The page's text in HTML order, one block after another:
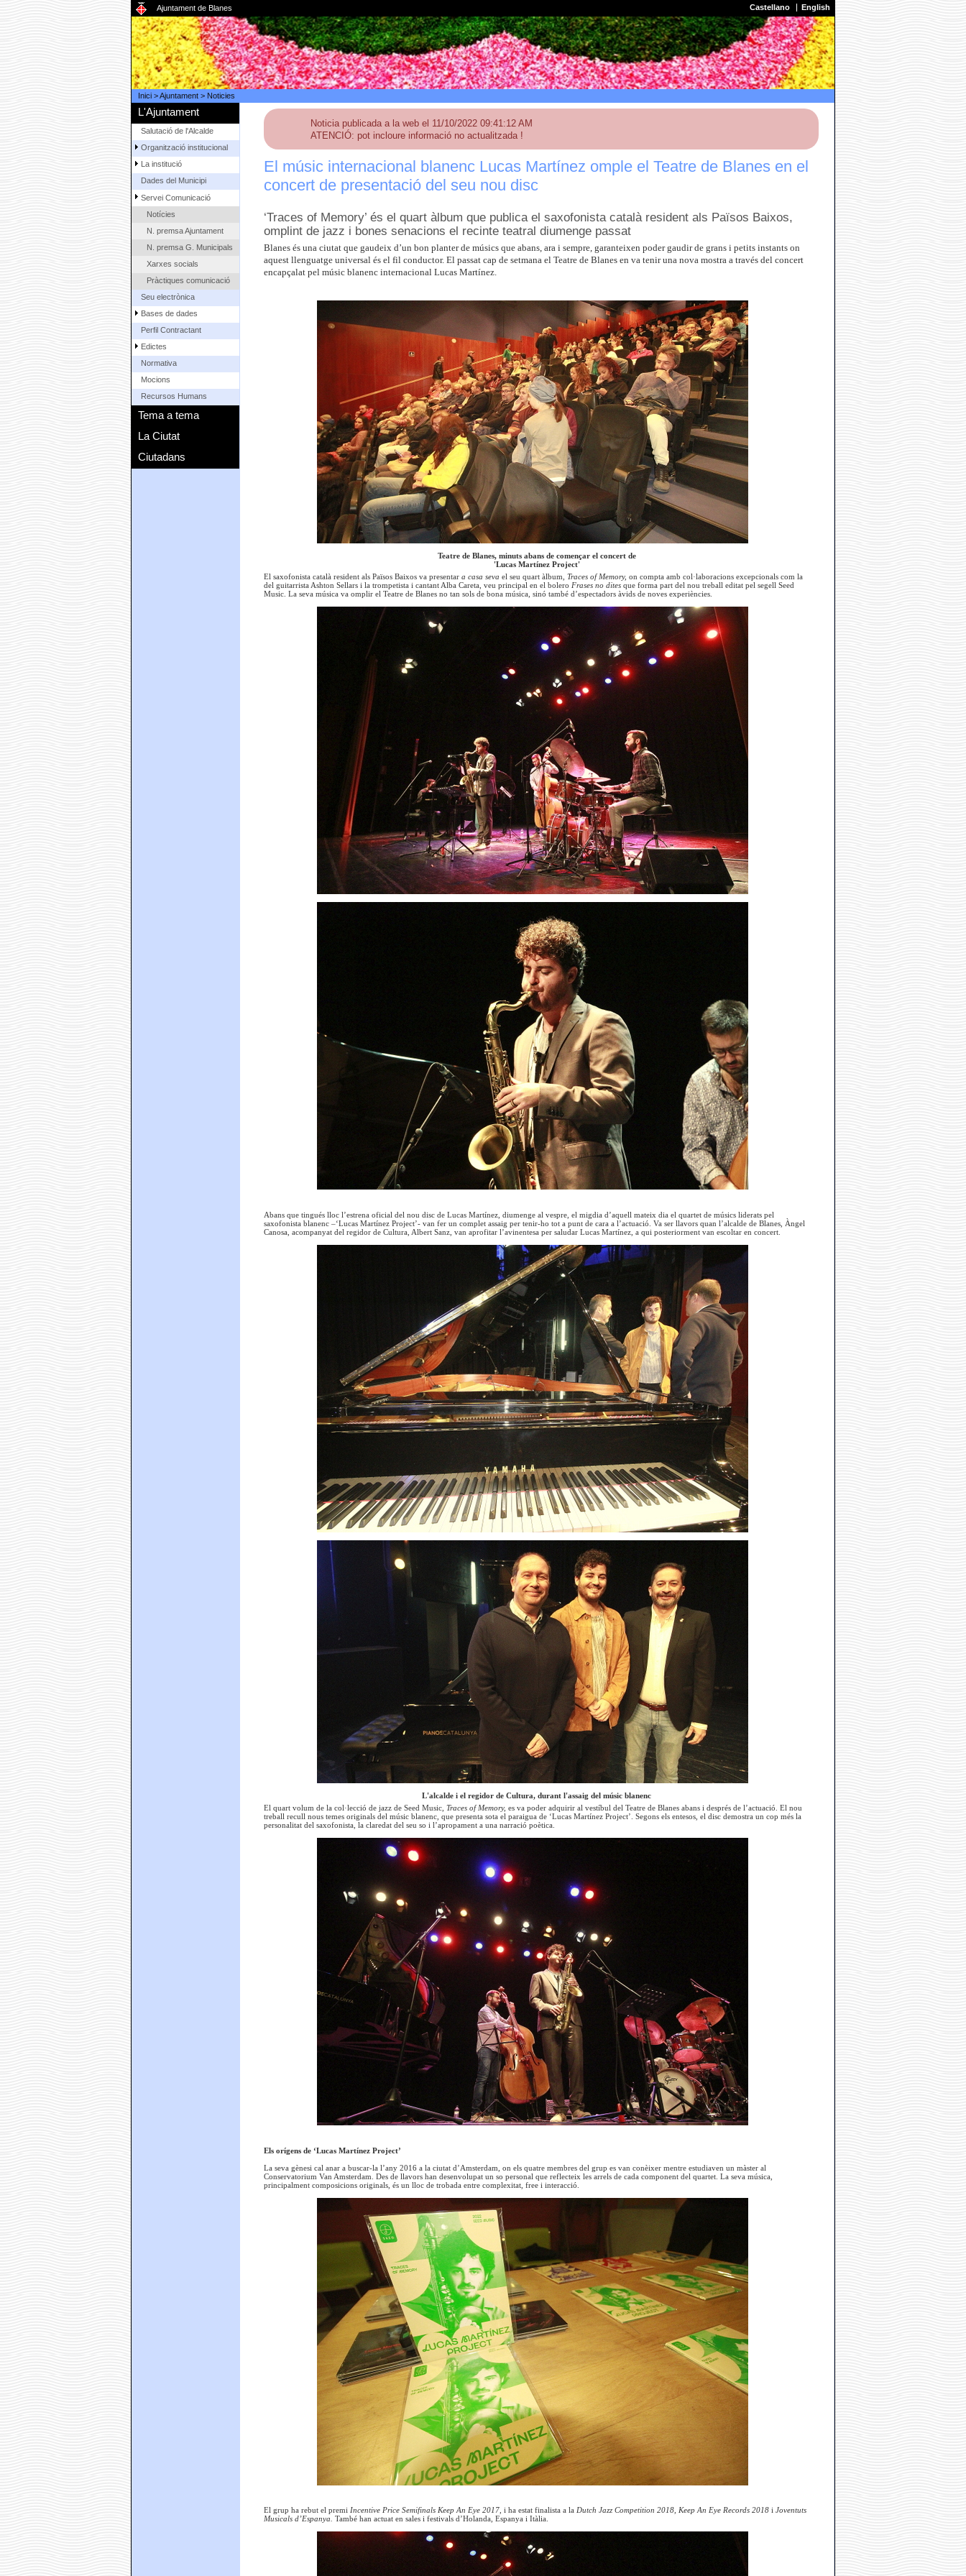
Ajuntament de Blanes Castellano English
Inici>Ajuntament> Noticies
L'Ajuntament
Salutació de l'Alcalde
Organització institucional
La institució
Dades del Municipi
Servei Comunicació
Notícies
N. premsa Ajuntament
N. premsa G. Municipals
Xarxes socials
Pràctiques comunicació
Seu electrònica
Bases de dades
Perfil Contractant
Edictes
Normativa
Mocions
Recursos Humans
Tema a tema
La Ciutat
Ciutadans
Noticia publicada a la web el 11/10/2022 09:41:12 AM
ATENCIÓ: pot incloure informació no actualitzada !
El músic internacional blanenc Lucas Martínez omple el Teatre de Blanes en el
concert de presentació del seu nou disc
‘Traces of Memory’ és el quart àlbum que publica el saxofonista català resident als Països Baixos,
omplint de jazz i bones senacions el recinte teatral diumenge passat
Blanes és una ciutat que gaudeix d’un bon planter de músics que abans, ara i sempre, garanteixen poder gaudir de grans i petits instants on
aquest llenguatge universal és el fil conductor. El passat cap de setmana el Teatre de Blanes en va tenir una nova mostra a través del concert
encapçalat pel músic blanenc internacional Lucas Martínez.
Teatre de Blanes, minuts abans de començar el concert de
'Lucas Martínez Project'
El saxofonista català resident als Països Baixos va presentar a casa seva el seu quart àlbum, Traces of Memory, on compta amb col·laboracions excepcionals com la
del guitarrista Ashton Sellars i la trompetista i cantant Alba Careta, veu principal en el bolero Frases no dites que forma part del nou treball editat pel segell Seed
Music. La seva música va omplir el Teatre de Blanes no tan sols de bona música, sinó també d’espectadors àvids de noves experiències.
Abans que tingués lloc l’estrena oficial del nou disc de Lucas Martínez, diumenge al vespre, el migdia d’aquell mateix dia el quartet de músics liderats pel
saxofonista blanenc –‘Lucas Martínez Project’- van fer un complet assaig per tenir-ho tot a punt de cara a l’actuació. Va ser llavors quan l’alcalde de Blanes, Àngel
Canosa, acompanyat del regidor de Cultura, Albert Sanz, van aprofitar l’avinentesa per saludar Lucas Martínez, a qui posteriorment van escoltar en concert.
L'alcalde i el regidor de Cultura, durant l'assaig del músic blanenc
El quart volum de la col·lecció de jazz de Seed Music, Traces of Memory, es va poder adquirir al vestíbul del Teatre de Blanes abans i després de l’actuació. El nou
treball recull nous temes originals del músic blanenc, que presenta sota el paraigua de ‘Lucas Martínez Project’. Segons els entesos, el disc demostra un cop més la
personalitat del saxofonista, la claredat del seu so i l’apropament a una narració poètica.
Els orígens de ‘Lucas Martínez Project’
La seva gènesi cal anar a buscar-la l’any 2016 a la ciutat d’Amsterdam, on els quatre membres del grup es van conèixer mentre estudiaven un màster al
Conservatorium Van Amsterdam. Des de llavors han desenvolupat un so personal que reflecteix les arrels de cada component del quartet. La seva música,
principalment composicions originals, és un lloc de trobada entre complexitat, free i interacció.
El grup ha rebut el premi Incentive Price Semifinals Keep An Eye 2017, i ha estat finalista a la Dutch Jazz Competition 2018, Keep An Eye Records 2018 i Joventuts
Musicals d’Espanya. També han actuat en sales i festivals d’Holanda, Espanya i Itàlia.